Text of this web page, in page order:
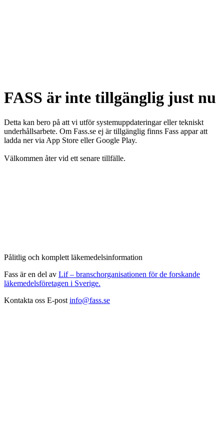
FASS är inte tillgänglig just nu
Detta kan bero på att vi utför systemuppdateringar eller tekniskt
underhållsarbete. Om Fass.se ej är tillgänglig finns Fass appar att
ladda ner via App Store eller Google Play.
Välkommen åter vid ett senare tillfälle.
Pålitlig och komplett läkemedelsinformation
Fass är en del av Lif – branschorganisationen för de forskande
läkemedelsföretagen i Sverige.
Kontakta oss E-post info@fass.se